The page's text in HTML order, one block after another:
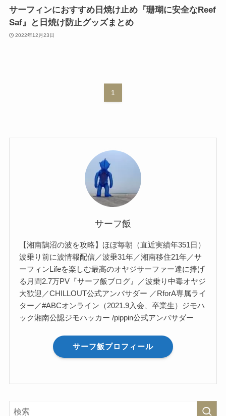
サーフィンにおすすめ日焼け止め『珊瑚に安全なReef
Saf』と日焼け防止グッズまとめ
2022年12月23日
1
サーフ飯
【湘南鵠沼の波を攻略】ほぼ毎朝（直近実績年351日）
波乗り前に波情報配信／波乗31年／湘南移住21年／サ
ーフィンLifeを楽しむ最高のオヤジサーファー達に捧げ
る月間2.7万PV『サーフ飯ブログ』／波乗り中毒オヤジ
大歓迎／CHILLOUT公式アンバサダー ／RforA専属ライ
ター／#ABCオンライン（2021.9入会、卒業生）ジモハ
ック湘南公認ジモハッカー /pippin公式アンバサダー
サーフ飯プロフィール